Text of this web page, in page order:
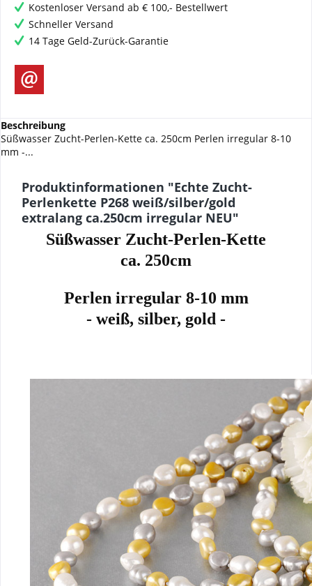
Kostenloser Versand ab € 100,- Bestellwert
Schneller Versand
14 Tage Geld-Zurück-Garantie
Beschreibung
Süßwasser Zucht-Perlen-Kette ca. 250cm Perlen irregular 8-10
mm -...
Produktinformationen "Echte Zucht-
Perlenkette P268 weiß/silber/gold
extralang ca.250cm irregular NEU"
Süßwasser Zucht-Perlen-Kette
ca. 250cm
Perlen irregular 8-10 mm
- weiß, silber, gold -